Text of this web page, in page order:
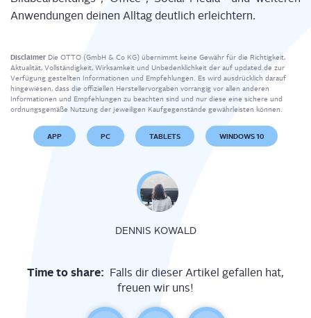
Anwen­dun­gen dei­nen All­tag deut­lich erleichtern.
Disclaimer Die OTTO (GmbH & Co KG) übernimmt keine Gewähr für die Richtigkeit,
Aktualität, Vollständigkeit, Wirksamkeit und Unbedenklichkeit der auf updated.de zur
Verfügung gestellten Informationen und Empfehlungen. Es wird ausdrücklich darauf
hingewiesen, dass die offiziellen Herstellervorgaben vorrangig vor allen anderen
Informationen und Empfehlungen zu beachten sind und nur diese eine sichere und
ordnungsgemäße Nutzung der jeweiligen Kaufgegenstände gewährleisten können.
APP PC TABLETS WINDOWS 10
DENNIS KOWALD
Time to share: Falls dir dieser Artikel gefallen hat,
freuen wir uns!